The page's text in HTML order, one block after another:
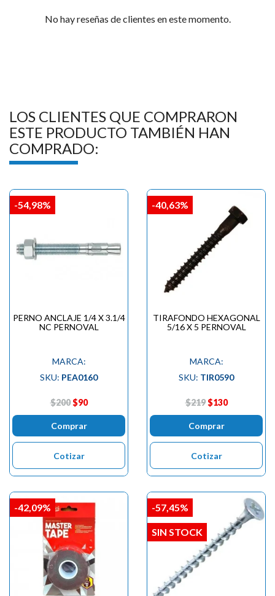
No hay reseñas de clientes en este momento.
LOS CLIENTES QUE COMPRARON
ESTE PRODUCTO TAMBIÉN HAN
COMPRADO:
PERNO ANCLAJE 1/4 X 3.1/4
NC PERNOVAL
MARCA:
SKU: PEA0160
$200 $90
Comprar
Cotizar
-54,98%
TIRAFONDO HEXAGONAL
5/16 X 5 PERNOVAL
MARCA:
SKU: TIR0590
$219 $130
Comprar
Cotizar
-40,63%
-42,09% -57,45%
SIN STOCK